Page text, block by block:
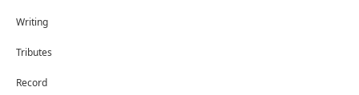
Writing
Tributes
Record